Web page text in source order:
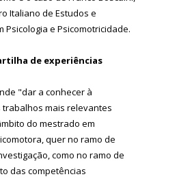
Italiano de Estudos e
Psicologia e Psicomotricidade.
de experiências
"dar a conhecer à
mais relevantes
do mestrado em
quer no ramo de
como no ramo de
das competências